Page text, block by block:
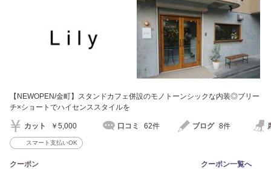
【NEWOPEN/金町】スタンドカフェ併設のモノトーンシックな内装◎ブリー
チ×ショートでハイセンススタイルを
カット ￥5,000 口コミ 62件 ブログ 8件
スマート支払いOK
クーポン クーポン一覧へ